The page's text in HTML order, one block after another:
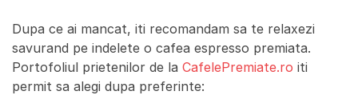
Dupa ce ai mancat, iti recomandam sa te relaxezi
savurand pe indelete o cafea espresso premiata.
Portofoliul prietenilor de la CafelePremiate.ro iti
permit sa alegi dupa preferinte: